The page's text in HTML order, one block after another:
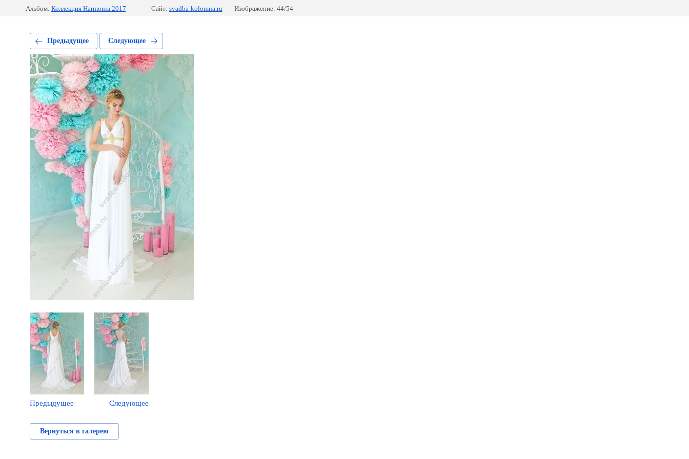
Альбом: Коллекция Harmonia 2017 Сайт: svadba-kolomna.ru Изображение: 44/54
Предыдущее Следующее
Предыдущее Следующее
Вернуться в галерею